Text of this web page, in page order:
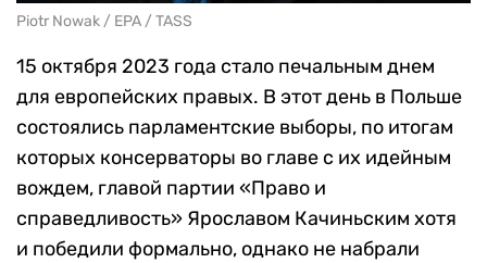
Piotr Nowak / EPA / TASS
15 октября 2023 года стало печальным днем
для европейских правых. В этот день в Польше
состоялись парламентские выборы, по итогам
которых консерваторы во главе с их идейным
вождем, главой партии «Право и
справедливость» Ярославом Качиньским хотя
и победили формально, однако не набрали